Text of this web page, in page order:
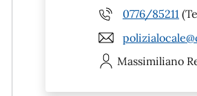
0776/85211
Massimiliano